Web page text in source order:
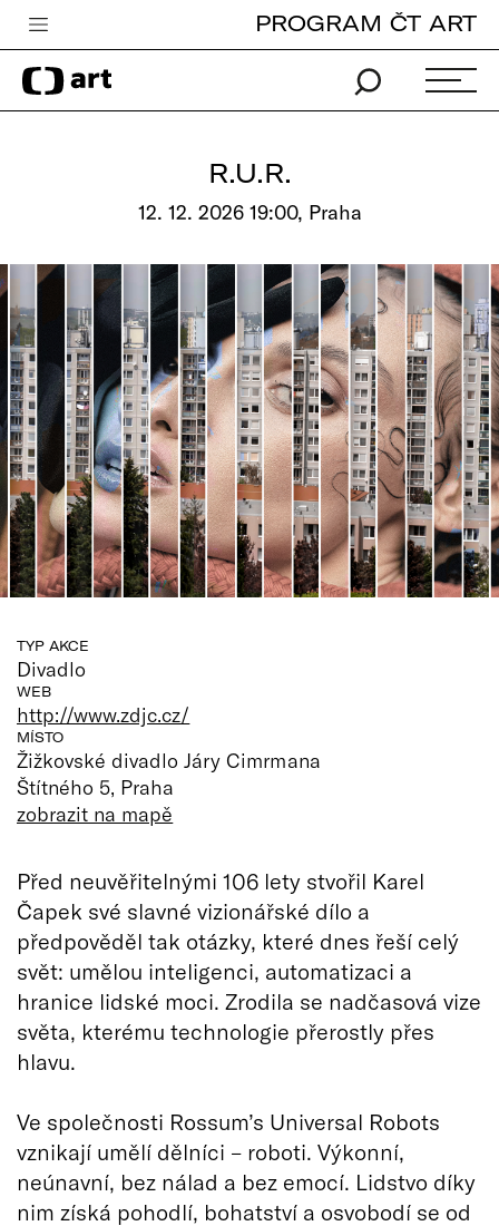
Česká televize
Zpravodajství
Pro děti
edu
Vše o ČT
PROGRAM ČT ART
R.U.R.
12. 12. 2026 19:00, Praha
TYP AKCE
Divadlo
WEB
http://www.zdjc.cz/
MÍSTO
Žižkovské divadlo Járy Cimrmana
Štítného 5, Praha
zobrazit na mapě
Před neuvěřitelnými 106 lety stvořil Karel
Čapek své slavné vizionářské dílo a
předpověděl tak otázky, které dnes řeší celý
svět: umělou inteligenci, automatizaci a
hranice lidské moci. Zrodila se nadčasová vize
světa, kterému technologie přerostly přes
hlavu.
Ve společnosti Rossum’s Universal Robots
vznikají umělí dělníci – roboti. Výkonní,
neúnavní, bez nálad a bez emocí. Lidstvo díky
nim získá pohodlí, bohatství a osvobodí se od